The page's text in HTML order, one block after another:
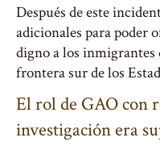
Después de este
adicionales para poder
digno a los inmigrantes
frontera sur de los
El rol de GAO con
investigación era